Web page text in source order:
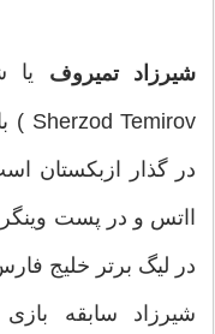
شیرزاد تمیروف یا
در گذار ازبکستان
ااتس و در پست وینگر
در لیگ برتر خلیج
شیرزاد سابقه